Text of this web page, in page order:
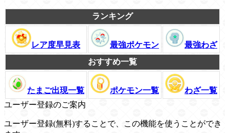
ランキング
レア度早見表 最強ポケモン
最強わざ
おすすめ一覧
たまご出現一覧 ポケモン一覧
わざ一覧
ユーザー登録のご案内
ユーザー登録(無料)することで、この機能を使うことができ